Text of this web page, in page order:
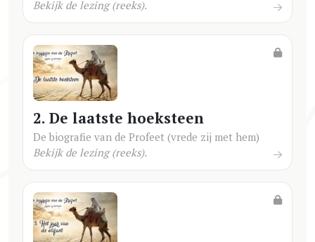
Bekijk de lezing (reeks).
2. De laatste hoeksteen
De biografie van de Profeet (vrede zij met hem)
Bekijk de lezing (reeks).